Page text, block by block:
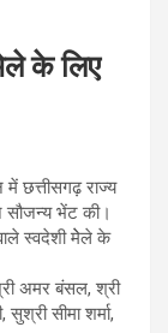
के लिए
छत्तीसगढ़ राज्य
सौजन्य भेंट की।
स्वदेशी मेेले के
अमर बंसल, श्री
सीमा शर्मा,